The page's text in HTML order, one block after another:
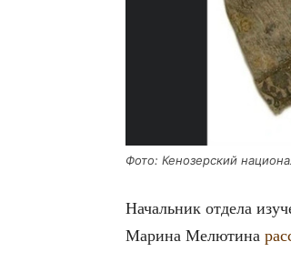
Фото: Кено­зер­ский
Началь­ник отде­ла
Мари­на Мелю­ти­на